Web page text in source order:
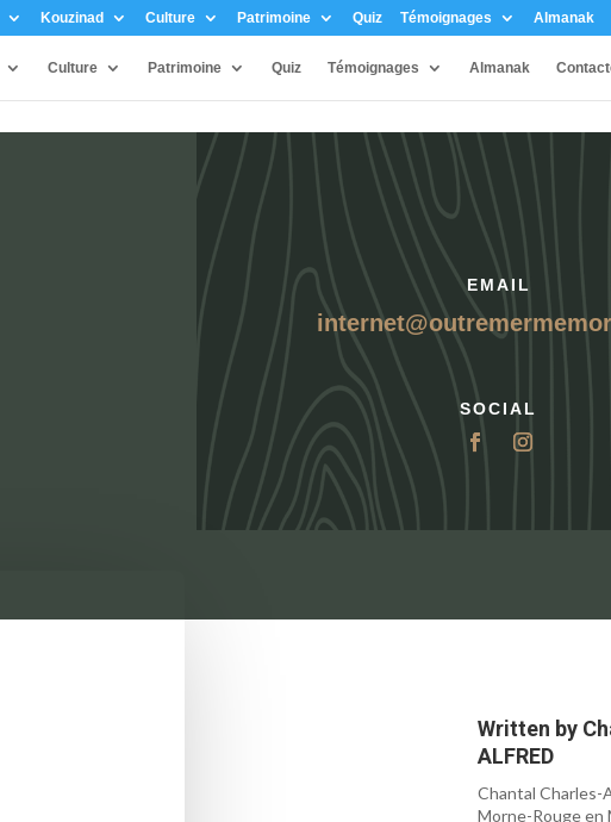
Kouzinad Culture Patrimoine Quiz Témoignages Almanak
Culture Patrimoine Quiz Témoignages Almanak
EMAIL
SOCIAL
Written by
ALFRED
Chantal Charles-
Morne-Rouge en